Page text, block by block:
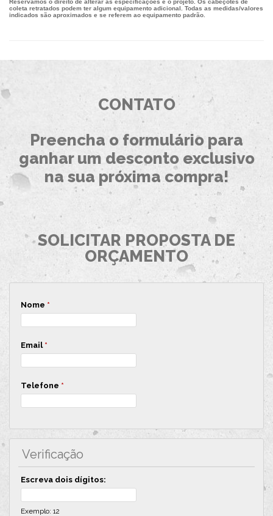
coleta retratados podem ter algum equipamento adicional. Todas as medidas/valores
indicados são aproximados e se referem ao equipamento padrão.
CONTATO
Preencha o formulário para
ganhar um desconto exclusivo
na sua próxima compra!
SOLICITAR PROPOSTA DE
ORÇAMENTO
Nome *
Email *
Telefone *
Verificação
Escreva dois dígitos:
Exemplo: 12